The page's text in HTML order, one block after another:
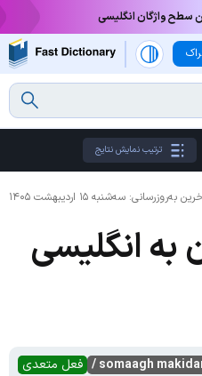
سطح واژگان انگلیسی
ترتیب نمایش نتایج
به‌روزرسانی: سه‌شنبه ۱۵ اردیبهشت ۱۴۰۵
انگلیسی
فعل متعدی